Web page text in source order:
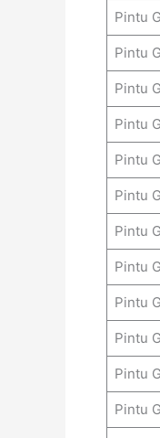
Pintu
Pintu
Pintu
Pintu
Pintu
Pintu
Pintu
Pintu
Pintu
Pintu
Pintu
Pintu